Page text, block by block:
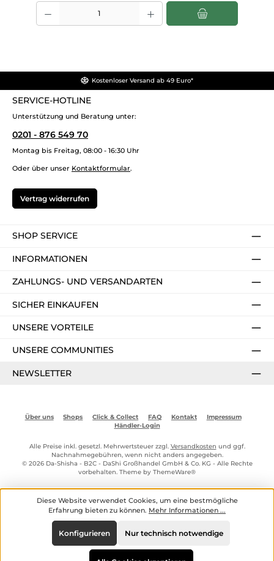
Produkt Anzahl: Gib den gewünschten Wert ein oder benutze die
Kostenloser Versand ab 49 Euro*
SERVICE-HOTLINE
Unterstützung und Beratung unter:
0201 - 876 549 70
Montag bis Freitag, 08:00 - 16:30 Uhr
Oder über unser Kontaktformular.
Vertrag widerrufen
SHOP SERVICE
INFORMATIONEN
ZAHLUNGS- UND VERSANDARTEN
SICHER EINKAUFEN
UNSERE VORTEILE
UNSERE COMMUNITIES
NEWSLETTER
Über uns Shops Click & Collect FAQ Kontakt
Impressum
Händler-Login
Alle Preise inkl. gesetzl. Mehrwertsteuer zzgl. Versandkosten und ggf.
Nachnahmegebühren, wenn nicht anders angegeben.
© 2026 Da-Shisha - B2C - DaShi Großhandel GmbH & Co. KG - Alle Rechte
vorbehalten. Theme by ThemeWare®
Diese Website verwendet Cookies, um eine bestmögliche
Erfahrung bieten zu können. Mehr Informationen ...
Nur technisch notwendige
Konfigurieren